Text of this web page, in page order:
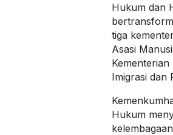
Hukum dan
tiga
Asasi
Imigrasi dan
Hukum